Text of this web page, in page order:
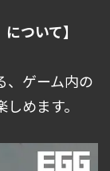
ついて】
、ゲーム内の
めます。